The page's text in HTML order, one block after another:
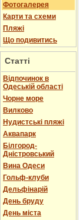
Фотогалерея
Карти та схеми
Пляжі
Що подивитись
Статті
Відпочинок в
Одеській області
Чорне море
Вилково
Нудистські пляжі
Аквапарк
Білгород-
Дністровський
Вина Одеси
Гольф-клуби
Дельфінарій
День бруду
День міста